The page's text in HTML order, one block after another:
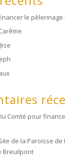
le pèlerinage
Comté pour
de la Paroisse de
Breuilpont